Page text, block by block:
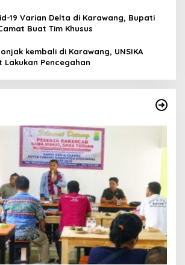
19 Varian Delta di Karawang, Bupati
Buat Tim Khusus
kembali di Karawang, UNSIKA
Lakukan Pencegahan